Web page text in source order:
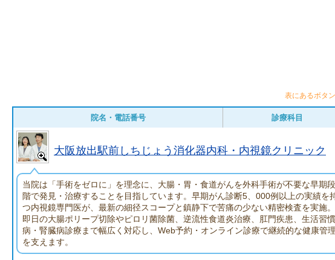
表にあるボタ
院名・電話番号 診療科目
大阪放出駅前しちじょう消化器内科・内視鏡クリニック
当院は「手術をゼロに」を理念に、大腸・胃・食道がんを外科手術が不要な早期段
階で発見・治療することを目指しています。早期がん診断5、000例以上の実績を
つ内視鏡専門医が、最新の細径スコープと鎮静下で苦痛の少ない精密検査を実施。
即日の大腸ポリープ切除やピロリ菌除菌、逆流性食道炎治療、肛門疾患、生活習慣
病・腎臓病診療まで幅広く対応し、Web予約・オンライン診療で継続的な健康管理
を支えます。